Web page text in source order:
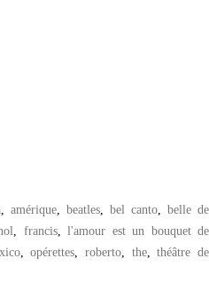
, amérique, beatles, bel canto, belle de
, francis, l'amour est un bouquet de
,opérettes,roberto, the,théâtre de